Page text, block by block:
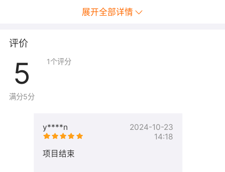
展开全部详情
评价
5
满分5分
1个评分
y****n
2024-10-23
14:18
项目结束